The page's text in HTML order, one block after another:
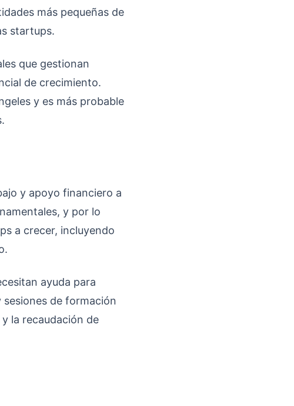
más pequeñas de
startups.
que gestionan
de crecimiento.
y es más probable
y apoyo financiero a
y por lo
a crecer, incluyendo
ayuda para
de formación
la recaudación de